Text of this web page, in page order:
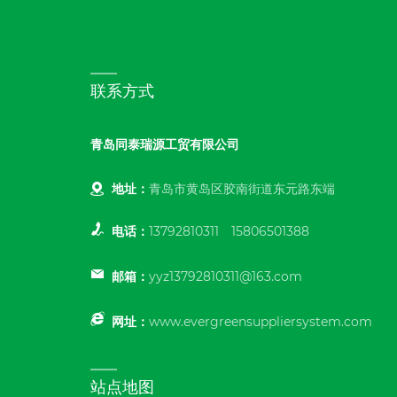
联系方式
青岛同泰瑞源工贸有限公司
地址： 青岛市黄岛区胶南街道东元路东端
电话： 13792810311 15806501388
邮箱： yyz13792810311@163.com
网址： www.evergreensuppliersystem.com
站点地图